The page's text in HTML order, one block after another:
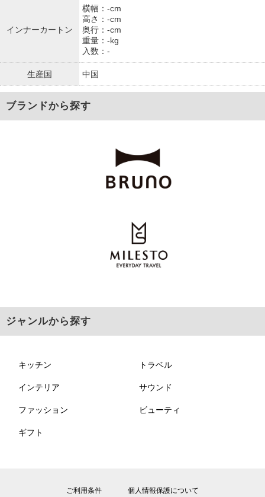
インナーカートン
横幅：-cm
高さ：-cm
奥行：-cm
重量：-kg
入数：-
生産国 中国
ブランドから探す
ジャンルから探す
キッチン トラベル
インテリア サウンド
ファッション ビューティ
ギフト
ご利用条件 個人情報保護について